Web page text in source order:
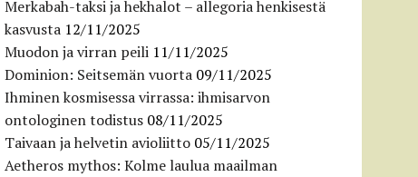
Merkabah-taksi ja hekhalot – allegoria henkisestä
kasvusta 12/11/2025
Muodon ja virran peili 11/11/2025
Dominion: Seitsemän vuorta 09/11/2025
Ihminen kosmisessa virrassa: ihmisarvon
ontologinen todistus 08/11/2025
Taivaan ja helvetin avioliitto 05/11/2025
Aetheros mythos: Kolme laulua maailman